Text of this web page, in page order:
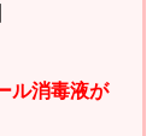
ル消毒液が